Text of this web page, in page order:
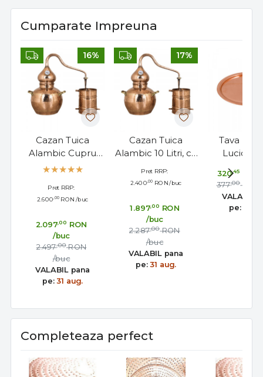
Cumparate Impreuna
16%
Cazan Tuica
Alambic Cupru
Pur 15 Litri, cu
Inlcus
Pret RRP:
2.600,00 RON /buc
2.097,00 RON
/buc
2.497,00 RON
/buc
VALABIL pana
pe: 31 aug.
17%
Cazan Tuica
Alambic 10 Litri, cu
Inclus
Pret RRP:
2.400 ,00 RON /buc
1.897,00 RON
/buc
2.287,00 RON
/buc
VALABIL pana
pe: 31 aug.
Tava
Cupru
Servit
320,45
377,00 RON
VALABIL
pe:
Completeaza perfect